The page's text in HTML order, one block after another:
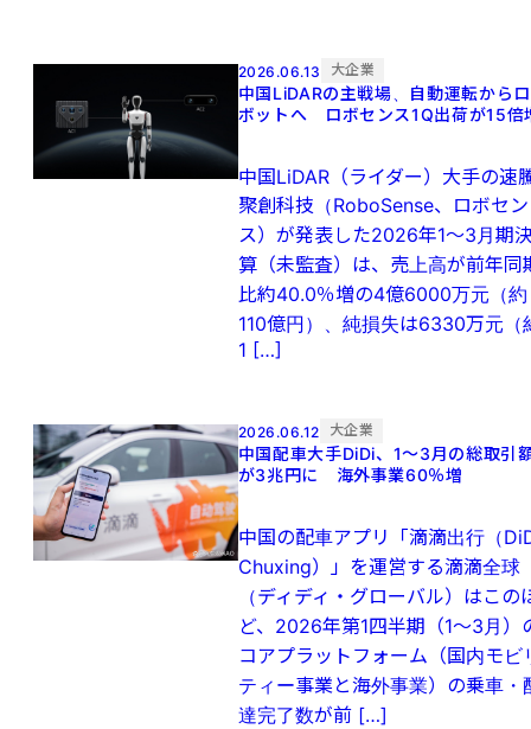
2026.06.13 大企業
中国LiDARの主戦場、自動運転からロ
ボットへ ロボセンス1Q出荷が15倍
中国LiDAR（ライダー）大手の速
聚創科技（RoboSense、ロボセン
ス）が発表した2026年1～3月期
算（未監査）は、売上高が前年同
比約40.0％増の4億6000万元（約
110億円）、純損失は6330万元（
1 […]
2026.06.12 大企業
中国配車大手DiDi、1〜3月の総取引
が3兆円に 海外事業60％増
中国の配車アプリ「滴滴出行（
Chuxing）」を運営する滴滴全球
（ディディ・グローバル）はこの
ど、2026年第1四半期（1～3月）
コアプラットフォーム（国内モビ
ティー事業と海外事業）の乗車・
達完了数が前 […]